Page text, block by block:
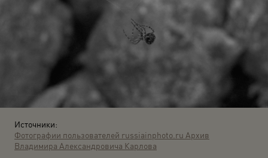
Источники:
Фотографии пользователей russiainphoto.ru Архив
Владимира Александровича Карлова